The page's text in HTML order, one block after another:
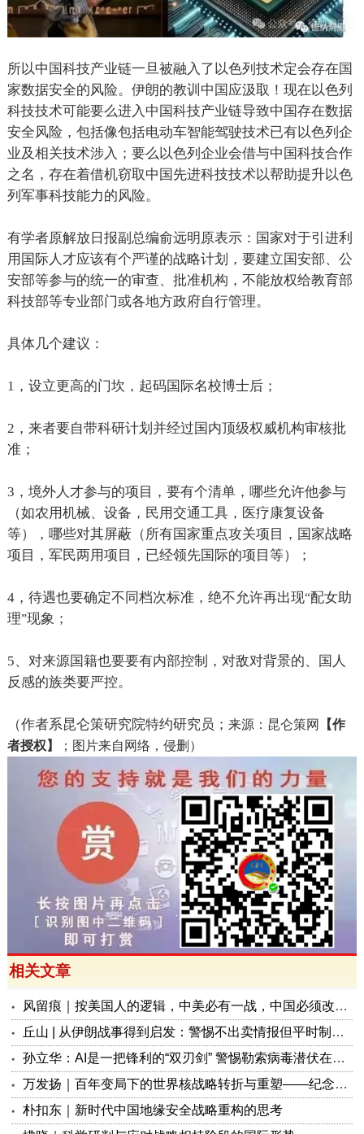
所以中国科技产业链一旦被融入了以色列技术定会存在国
家数据安全的风险。伊朗的教训中国应汲取！现在以色列
科技技术可能要么进入中国科技产业链导致中国存在数据
安全风险，包括像包括电动车智能驾驶技术已有以色列企
业及相关技术涉入；要么以色列企业会借与中国科技合作
之名，存在着借机窃取中国先进科技技术以帮助提升以色
列军事科技能力的风险。
有学者原解放日报副总编俞远明原表示：国家对于引进利
用国际人才应该有个严谨的战略计划，要建立国安部、公
安部等参与的统一的审查、批准机构，不能放权给教育部
科技部等专业部门或各地方政府自行管理。
具体几个建议：
1 ，设立更高的门坎，起码国际名校博士后；
2 ，来者要自带科研计划并经过国内顶级权威机构审核批
准；
3 ，境外人才参与的项目，要有个清单，哪些允许他参与
（如农用机械、设备，民用交通工具，医疗康复设备
等），哪些对其屏蔽（所有国家重点攻关项目，国家战略
项目，军民两用项目，已经领先国际的项目等）；
4，待遇也要确定不同档次标准，绝不允许再出现“配女助
理”现象；
5、对来源国籍也要要有内部控制，对敌对背景的、国人
反感的族类要严控。
（作者系昆仑策研究院特约研究员； 来源： 昆仑策网
【作
者授权】
； 图片来自网络，侵删）
相关文章
风留痕｜按美国人的逻辑，中美必有一战，中国必须改变核威慑战略
丘山 | 从伊朗战事得到启发：警惕不出卖情报但平时制造“社会矛盾”战时被敌启用的潜藏“间谍”
孙立华：AI是一把锋利的“双刃剑” 警惕勒索病毒潜伏在你时髦的“新马甲”
万发扬｜百年变局下的世界核战略转折与重塑——纪念战略导弹部队成立六十周年
朴扣东｜新时代中国地缘安全战略重构的思考